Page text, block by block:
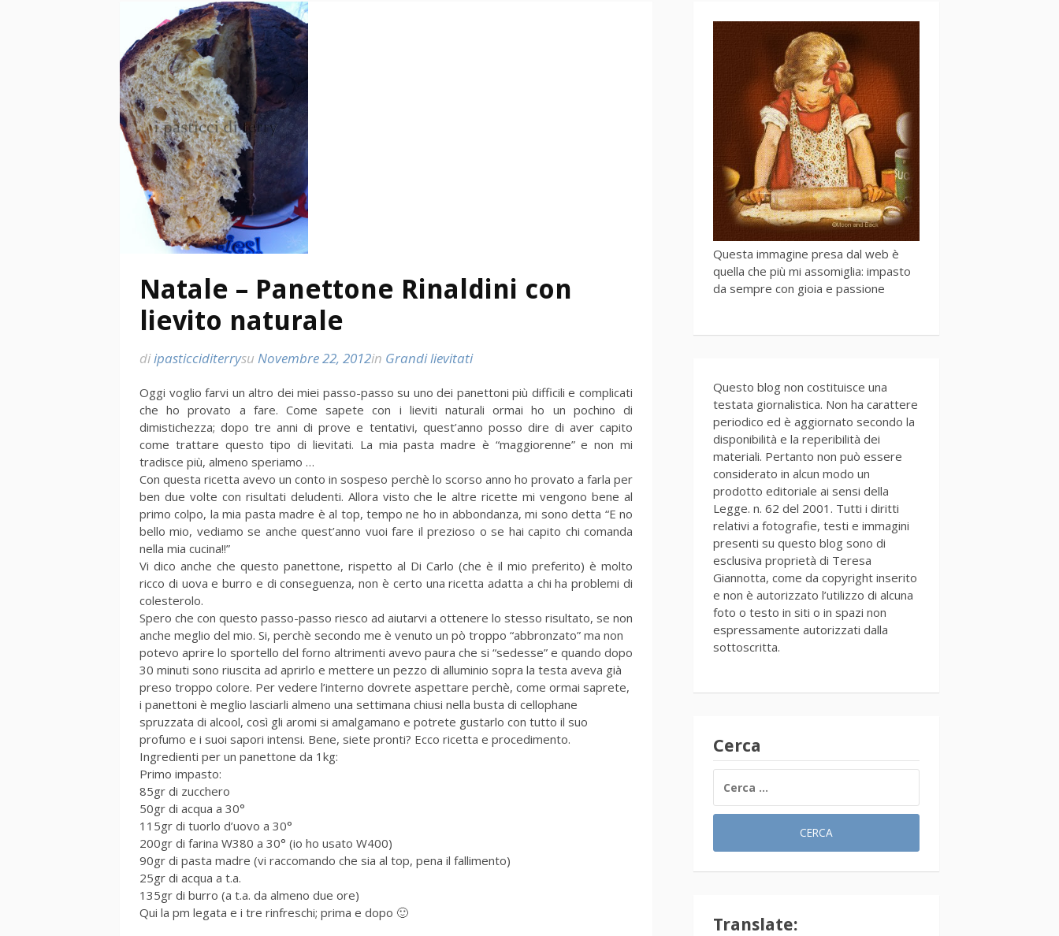
Natale – Panettone Rinaldini con
lievito naturale
diipasticciditerrysu Novembre 22, 2012in Grandi lievitati
Oggi voglio farvi un altro dei miei passo-passo su uno dei panettoni più difficili e complicati
che ho provato a fare. Come sapete con i lieviti naturali ormai ho un pochino di
dimistichezza; dopo tre anni di prove e tentativi, quest’anno posso dire di aver capito
come trattare questo tipo di lievitati. La mia pasta madre è “maggiorenne” e non mi
tradisce più, almeno speriamo …
Con questa ricetta avevo un conto in sospeso perchè lo scorso anno ho provato a farla per
ben due volte con risultati deludenti. Allora visto che le altre ricette mi vengono bene al
primo colpo, la mia pasta madre è al top, tempo ne ho in abbondanza, mi sono detta “E no
bello mio, vediamo se anche quest’anno vuoi fare il prezioso o se hai capito chi comanda
nella mia cucina!!”
Vi dico anche che questo panettone, rispetto al Di Carlo (che è il mio preferito) è molto
ricco di uova e burro e di conseguenza, non è certo una ricetta adatta a chi ha problemi di
colesterolo.
Spero che con questo passo-passo riesco ad aiutarvi a ottenere lo stesso risultato, se non
anche meglio del mio. Si, perchè secondo me è venuto un pò troppo “abbronzato” ma non
potevo aprire lo sportello del forno altrimenti avevo paura che si “sedesse” e quando dopo
30 minuti sono riuscita ad aprirlo e mettere un pezzo di alluminio sopra la testa aveva già
preso troppo colore. Per vedere l’interno dovrete aspettare perchè, come ormai saprete,
i panettoni è meglio lasciarli almeno una settimana chiusi nella busta di cellophane
spruzzata di alcool, così gli aromi si amalgamano e potrete gustarlo con tutto il suo
profumo e i suoi sapori intensi. Bene, siete pronti? Ecco ricetta e procedimento.
Ingredienti per un panettone da 1kg:
Primo impasto:
85gr di zucchero
50gr di acqua a 30°
115gr di tuorlo d’uovo a 30°
200gr di farina W380 a 30° (io ho usato W400)
90gr di pasta madre (vi raccomando che sia al top, pena il fallimento)
25gr di acqua a t.a.
135gr di burro (a t.a. da almeno due ore)
Qui la pm legata e i tre rinfreschi; prima e dopo 🙂
Questa immagine presa dal web è
quella che più mi assomiglia: impasto
da sempre con gioia e passione
Questo blog non costituisce una
testata giornalistica. Non ha carattere
periodico ed è aggiornato secondo la
disponibilità e la reperibilità dei
materiali. Pertanto non può essere
considerato in alcun modo un
prodotto editoriale ai sensi della
Legge. n. 62 del 2001. Tutti i diritti
relativi a fotografie, testi e immagini
presenti su questo blog sono di
esclusiva proprietà di Teresa
Giannotta, come da copyright inserito
e non è autorizzato l’utilizzo di alcuna
foto o testo in siti o in spazi non
espressamente autorizzati dalla
sottoscritta.
Cerca
PER:
Translate: